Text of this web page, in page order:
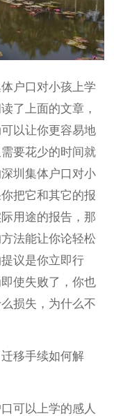
户口对小孩上学
了上面的文章，
以让你更容易地
要花少的时间就
圳集体户口对小
把它和其它的报
用途的报告，那
法能让你论轻松
议是你立即行
使失败了，你也
损失，为什么不
移手续如何解
可以上学的感人